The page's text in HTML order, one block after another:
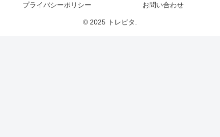
プライバシーポリシー
お問い合わせ
© 2025 トレピタ.